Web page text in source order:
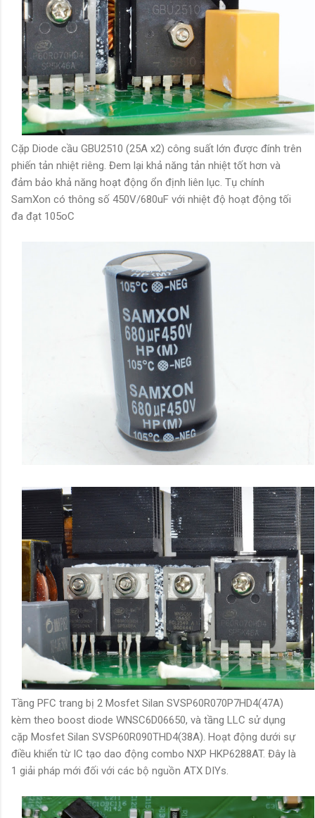
Cặp Diode cầu GBU2510 (25A x2) công suất lớn được đính trên
phiến tản nhiệt riêng. Đem lại khả năng tản nhiệt tốt hơn và
đảm bảo khả năng hoạt động ổn định liên lục. Tụ chính
SamXon có thông số 450V/680uF với nhiệt độ hoạt động tối
đa đạt 105oC
Tầng PFC trang bị 2 Mosfet Silan SVSP60R070P7HD4(47A)
kèm theo boost diode WNSC6D06650, và tầng LLC sử dụng
cặp Mosfet Silan SVSP60R090THD4(38A). Hoạt động dưới sự
điều khiển từ IC tạo dao động combo NXP HKP6288AT. Đây là
1 giải pháp mới đối với các bộ nguồn ATX DIYs.